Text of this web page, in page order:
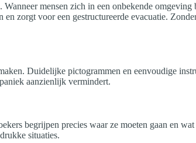
mensen zich in een onbekende
zorgt voor een gestructureerde evacuatie.
Duidelijke pictogrammen en eenvoudige
aanzienlijk vermindert.
begrijpen precies waar ze moeten gaan en
situaties.